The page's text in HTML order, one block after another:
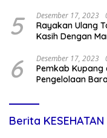
5 Desember 17, 2023
Rayakan Ulang
Kasih Dengan
6 Desember 17, 2023
Pemkab Kupang
Pengelolaan
Berita KESEHATAN